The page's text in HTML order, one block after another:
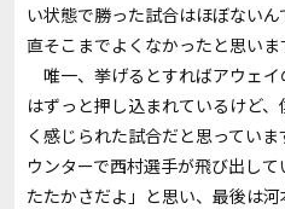
い状態で勝った試合はほぼない
直そこまでよくなかったと思いま
唯一、挙げるとすればアウェ
はずっと押し込まれているけど
く感じられた試合だと思ってい
ウンターで西村選手が飛び出し
たたかさだよ」と思い、最後は